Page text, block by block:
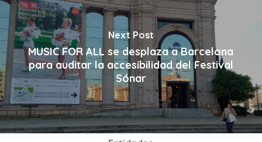
Next Post
MUSIC FOR ALL se desplaza a Barcelona
para auditar la accesibilidad del Festival
Sónar